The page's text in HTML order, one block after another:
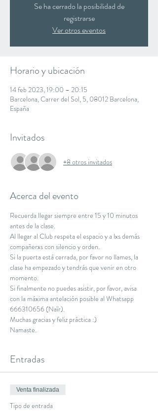
Se ha cerrado la posibilidad de
registrarse
Ver otros eventos
Horario y ubicación
14 feb 2023, 19:00 – 20:15
Barcelona, Carrer del Sol, 5, 08012 Barcelona,
España
Invitados
+8 otros invitados
Acerca del evento
Recuerda llegar siempre entre 15 y 10 minutos
antes de la clase.
Al llegar al Club respeta el espacio y a lxs demás
compañerxs con silencio y orden.
Si la puerta está cerrada, por favor no llames, la
clase ha empezado y tendrás que venir en otro
momento.
Si finalmente no puedes asistir, por favor, avisa
con la máxima antelación posible al Whatsapp
666310656 (Naïr).
Muchas gracias y feliz práctica :)
Namaste.
Entradas
Venta finalizada
Tipo de entrada